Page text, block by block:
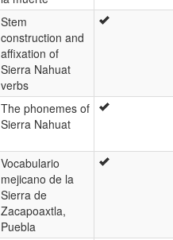
Stem
construction and
affixation of
Sierra Nahuat
verbs
The phonemes of
Sierra Nahuat
Vocabulario
mejicano de la
Sierra de
Zacapoaxtla,
Puebla